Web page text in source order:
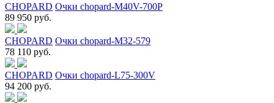
CHOPARD Очки chopard-M40V-700P
89 950 руб.
CHOPARD Очки chopard-M32-579
78 110 руб.
CHOPARD Очки chopard-L75-300V
94 200 руб.